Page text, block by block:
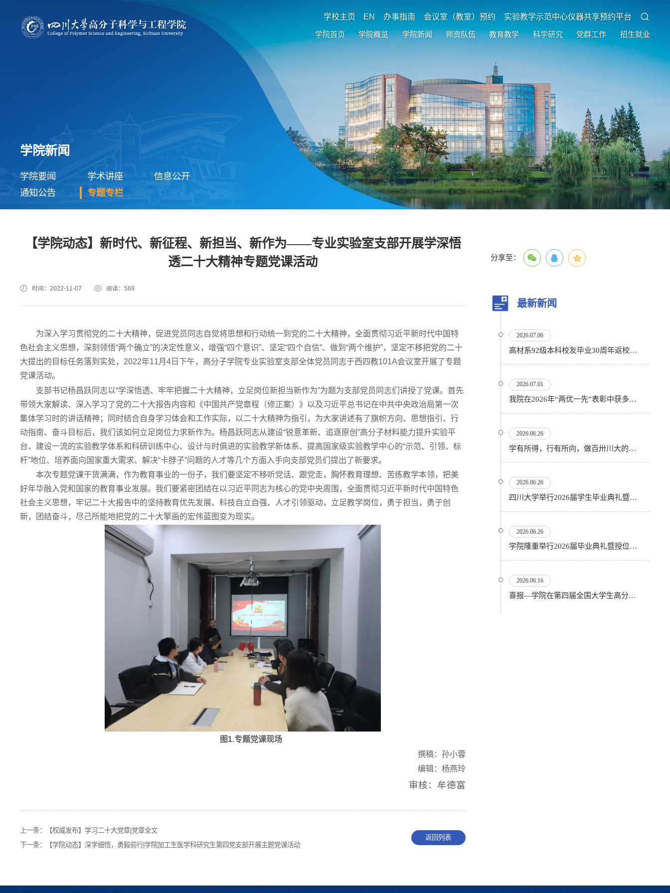
学校主页 EN 办事指南 会议室（教室）预约 实验教学示范中心仪器共享预约平台
学院首页 学院概览 学院新闻 师资队伍 教育教学 科学研究 党群工作 招生就业
学院新闻
学院要闻 学术讲座
信息公开
通知公告
专题专栏
【学院动态】新时代、新征程、新担当、新作为——专业实验室支部开展学深悟
透二十大精神专题党课活动
时间：2022-11-07 阅读： 569
为深入学习贯彻党的二十大精神，促进党员同志自觉将思想和行动统一到党的二十大精神，全面贯彻习近平新时代中国特
色社会主义思想，深刻领悟“两个确立”的决定性意义，增强“四个意识”、坚定“四个自信”、做到“两个维护”，坚定不移把党的二十
大提出的目标任务落到实处，2022年11月4日下午，高分子学院专业实验室支部全体党员同志于西四教101A会议室开展了专题
党课活动。
支部书记杨昌跃同志以“学深悟透、牢牢把握二十大精神，立足岗位新担当新作为”为题为支部党员同志们讲授了党课。首先
带领大家解读、深入学习了党的二十大报告内容和《中国共产党章程（修正案）》以及习近平总书记在中共中央政治局第一次
集体学习时的讲话精神；同时结合自身学习体会和工作实际，以二十大精神为指引，为大家讲述有了旗帜方向、思想指引、行
动指南、奋斗目标后，我们该如何立足岗位力求新作为。杨昌跃同志从建设“锐意革新、追逐原创”高分子材料能力提升实验平
台、建设一流的实验教学体系和科研训练中心、设计与时俱进的实验教学新体系、提高国家级实验教学中心的“示范、引领、标
杆”地位、培养面向国家重大需求、解决“卡脖子”问题的人才等几个方面入手向支部党员们提出了新要求。
本次专题党课干货满满，作为教育事业的一份子，我们要坚定不移听党话、跟党走，胸怀教育理想、苦练教学本领，把美
好年华融入党和国家的教育事业发展。我们要紧密团结在以习近平同志为核心的党中央周围，全面贯彻习近平新时代中国特色
社会主义思想，牢记二十大报告中的坚持教育优先发展、科技自立自强、人才引领驱动，立足教学岗位，勇于担当，勇于创
新，团结奋斗，尽己所能地把党的二十大擎画的宏伟蓝图变为现实。
图1.专题党课现场
撰稿：孙小蓉
编辑：杨燕玲
审核：牟德富
上一条：
【权威发布】学习二十大党章|党章全文
下一条：
【学院动态】深学细悟，勇毅前行|学院加工生医学科研究生第四党支部开展主题党课活动
返回列表
分享至：
最新新闻
2026.07.06
高材系92级本科校友毕业30周年返校活动顺利举行
2026.07.01
我院在2026年“两优一先”表彰中获多项殊荣
2026.06.26
学有所得，行有所向，做百卅川大的薪火赓续者——校长汪劲松在四川大学2026届学生毕业典礼上的...
2026.06.26
四川大学举行2026届学生毕业典礼暨学位授予仪式
2026.06.26
​学院隆重举行2026届毕业典礼暨授位仪式
2026.06.16
喜报—学院在第四届全国大学生高分子材料实验实践虚拟仿真大赛再创佳绩